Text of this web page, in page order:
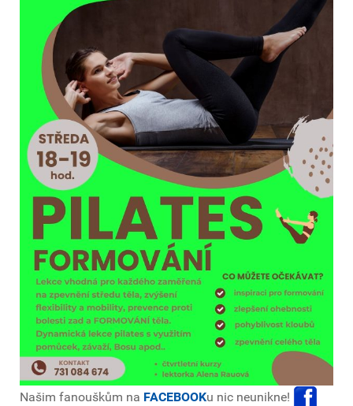
Našim fanouškům na FACEBOOKu nic neunikne!